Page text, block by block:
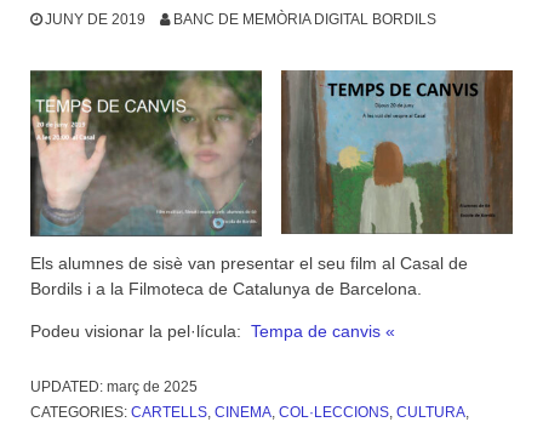
JUNY DE 2019 BANC DE MEMÒRIA DIGITAL BORDILS
Els alumnes de sisè van presentar el seu film al Casal de
Bordils i a la Filmoteca de Catalunya de Barcelona.
Podeu visionar la pel·lícula: Tempa de canvis «
UPDATED: març de 2025
CATEGORIES: CARTELLS CINEMA COL·LECCIONS CULTURA